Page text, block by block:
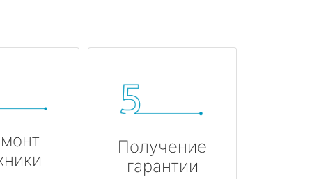
Получение
гарантии